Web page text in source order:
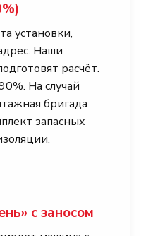
установки,
Наши
расчёт.
На случай
бригада
запасных
с заносом